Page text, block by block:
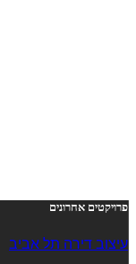
פרויקטים אחרונים
עיצוב דירה תל אביב